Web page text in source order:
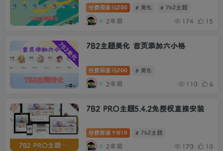
付费阅读 200 # 美化 # 7b2主题
2年前 174 15
7B2美化 7B2主题美化 首页添加六小格
付费阅读 200 # 美化
2年前 110 6
7B2 PRO主题5.4.2免授权
7B2 PRO主题5.4.2免授权直接安装
付费资源 Y币10 # 7b2主题
2年前 170 10